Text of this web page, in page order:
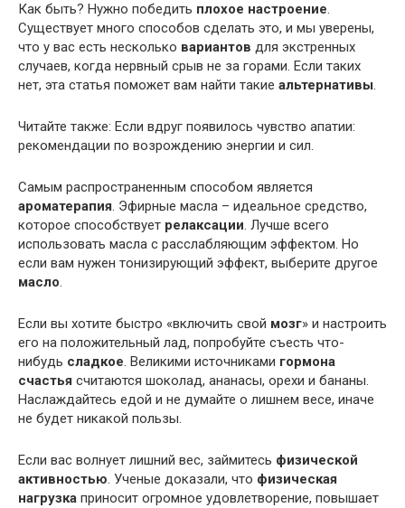
Как быть? Нужно победить плохое настроение.
Существует много способов сделать это, и мы уверены,
что у вас есть несколько вариантов для экстренных
случаев, когда нервный срыв не за горами. Если таких
нет, эта статья поможет вам найти такие альтернативы.
Читайте также: Если вдруг появилось чувство апатии:
рекомендации по возрождению энергии и сил.
Самым распространенным способом является
ароматерапия. Эфирные масла – идеальное средство,
которое способствует релаксации. Лучше всего
использовать масла с расслабляющим эффектом. Но
если вам нужен тонизирующий эффект, выберите другое
масло.
Если вы хотите быстро «включить свой мозг» и настроить
его на положительный лад, попробуйте съесть что-
нибудь сладкое. Великими источниками гормона
счастья считаются шоколад, ананасы, орехи и бананы.
Наслаждайтесь едой и не думайте о лишнем весе, иначе
не будет никакой пользы.
Если вас волнует лишний вес, займитесь физической
активностью. Ученые доказали, что физическая
нагрузка приносит огромное удовлетворение, повышает